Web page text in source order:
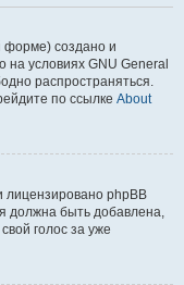
форме) создано и
на условиях GNU General
распространяться.
по ссылке About
лицензировано phpBB
должна быть добавлена,
голос за уже